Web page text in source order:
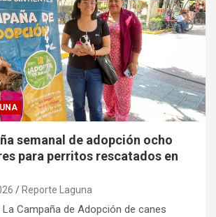
semanal de adopción ocho
para perritos rescatados en
Reporte Laguna
La Campaña de Adopción de canes